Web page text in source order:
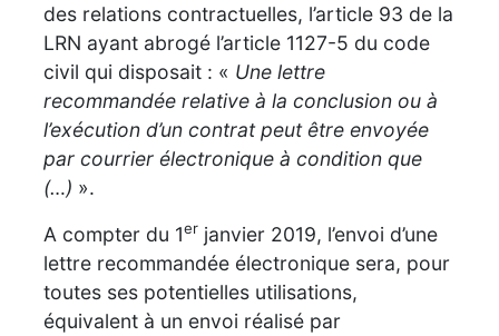
des relations contractuelles, l’article 93 de la
LRN ayant abrogé l’article 1127-5 du code
civil qui disposait : « Une lettre
recommandée relative à la conclusion ou à
l’exécution d’un contrat peut être envoyée
par courrier électronique à condition que
(…) ».
A compter du 1er janvier 2019, l’envoi d’une
lettre recommandée électronique sera, pour
toutes ses potentielles utilisations,
équivalent à un envoi réalisé par